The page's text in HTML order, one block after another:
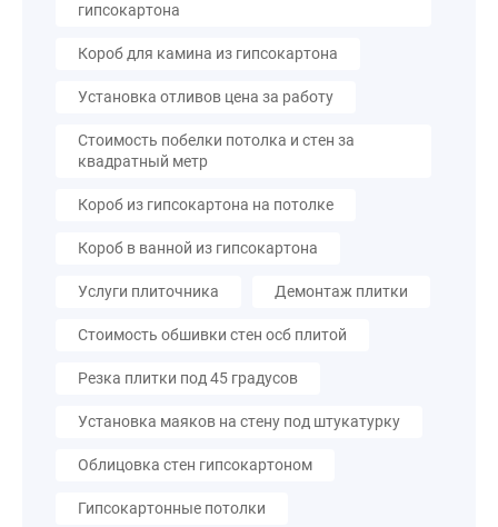
гипсокартона
Короб для камина из гипсокартона
Установка отливов цена за работу
Стоимость побелки потолка и стен за
квадратный метр
Короб из гипсокартона на потолке
Короб в ванной из гипсокартона
Услуги плиточника Демонтаж плитки
Стоимость обшивки стен осб плитой
Резка плитки под 45 градусов
Установка маяков на стену под штукатурку
Облицовка стен гипсокартоном
Гипсокартонные потолки